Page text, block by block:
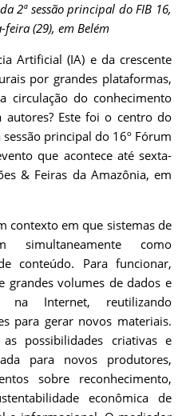
2ª sessão principal do FIB 16,
(29), em Belém
Artificial (IA) e da crescente
por grandes plataformas,
circulação do conhecimento
Este foi o centro do
principal do 16º Fórum
que acontece até sexta-
& Feiras da Amazônia, em
contexto em que sistemas de
simultaneamente como
conteúdo. Para funcionar,
grandes volumes de dados e
na Internet, reutilizando
para gerar novos materiais.
possibilidades criativas e
para novos produtores,
sobre reconhecimento,
econômica de